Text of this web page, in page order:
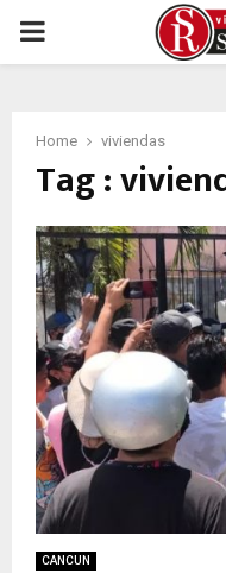
PRIMARY
Home viviendas
Tag :
CANCUN